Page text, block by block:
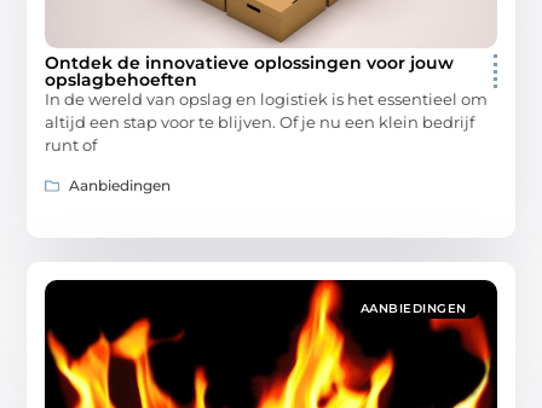
Ontdek de innovatieve oplossingen voor jouw
opslagbehoeften
In de wereld van opslag en logistiek is het essentieel om
altijd een stap voor te blijven. Of je nu een klein bedrijf
runt of
Aanbiedingen
AANBIEDINGEN